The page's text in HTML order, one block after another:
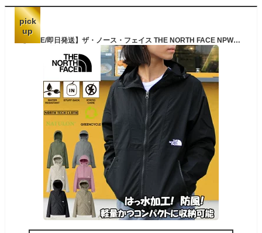
pick
up
【SALE/即日発送】ザ・ノース・フェイス THE NORTH FACE NPW72230 NPW72530 COMPACT JACKET (レディース) コンパクトジャケット ウインドブレーカー 撥水 防風 刺繍 ロゴ マウンテンパーカー アウトドア アウター キャンプ ウィメンズ ウーマン 女性用 定番 国内正規